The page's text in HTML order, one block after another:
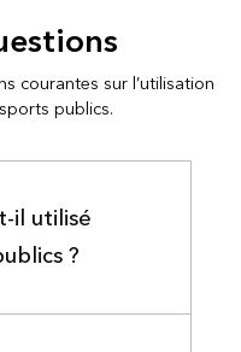
courantes sur l’utilisation
publics.
il utilisé
?